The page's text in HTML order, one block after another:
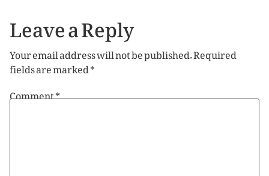
Leave a Reply
Your email address will not be published.Required
fields are marked*
Comment*